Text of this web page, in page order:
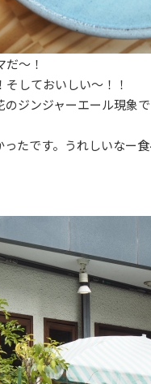
〜！
しておいしい〜！！
のジンジャーエール現象
たです。うれしいなー食